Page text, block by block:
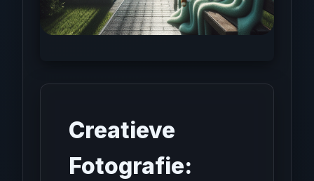
Creatieve
Fotografie: